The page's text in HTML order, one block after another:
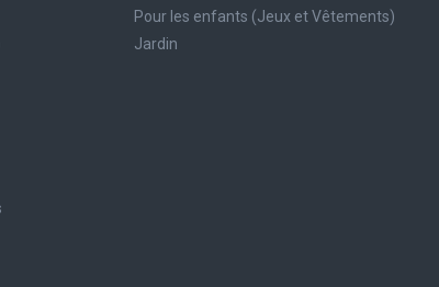
Pour les enfants (Jeux et Vêtements)
Jardin